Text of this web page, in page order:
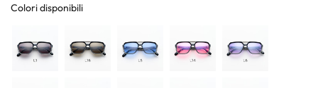
Colori disponibili